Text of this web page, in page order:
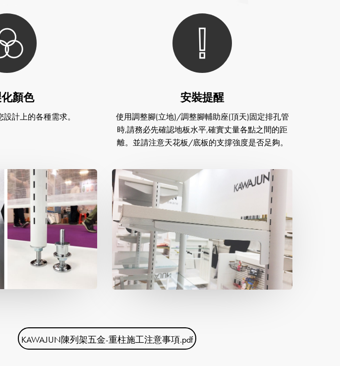
顏色
計上的各種需求。
安裝提醒
使用調整腳(立地)/調整腳輔助座(頂天)固定排孔管
時,請務必先確認地板水平,確實丈量各點之間的距
離。並請注意天花板/底板的支撐強度是否足夠。
KAWAJUN陳列架五金-重柱施工注意事項.pdf